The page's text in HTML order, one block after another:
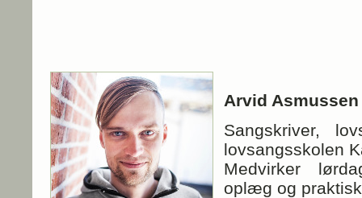
Arvid Asmussen
Sangskriver,
lovsangsskolen
Medvirker
oplæg og